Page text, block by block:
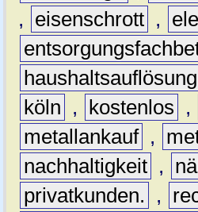
,
eisenschrott ,
haushaltsauflösung
köln
, kostenlos ,
metallankauf ,
nachhaltigkeit ,
privatkunden.
,